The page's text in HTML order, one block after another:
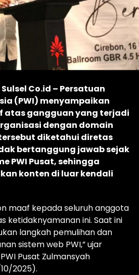
Co.id – Persatuan
(PWI) menyampaikan
atas gangguan yang terjadi
dengan domain
diketahui diretas
bertanggung jawab sejak
PWI Pusat, sehingga
konten di luar kendali
maaf kepada seluruh anggota
ketidaknyamanan ini. Saat ini
langkah pemulihan dan
sistem web PWI,” ujar
Pusat Zulmansyah
2025).